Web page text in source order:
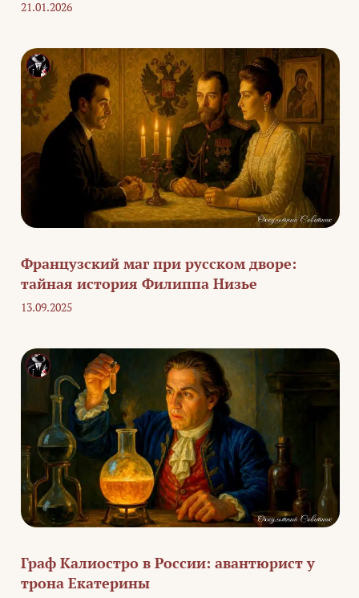
21.01.2026
Французский маг при русском дворе:
тайная история Филиппа Низье
13.09.2025
Граф Калиостро в России: авантюрист у
трона Екатерины